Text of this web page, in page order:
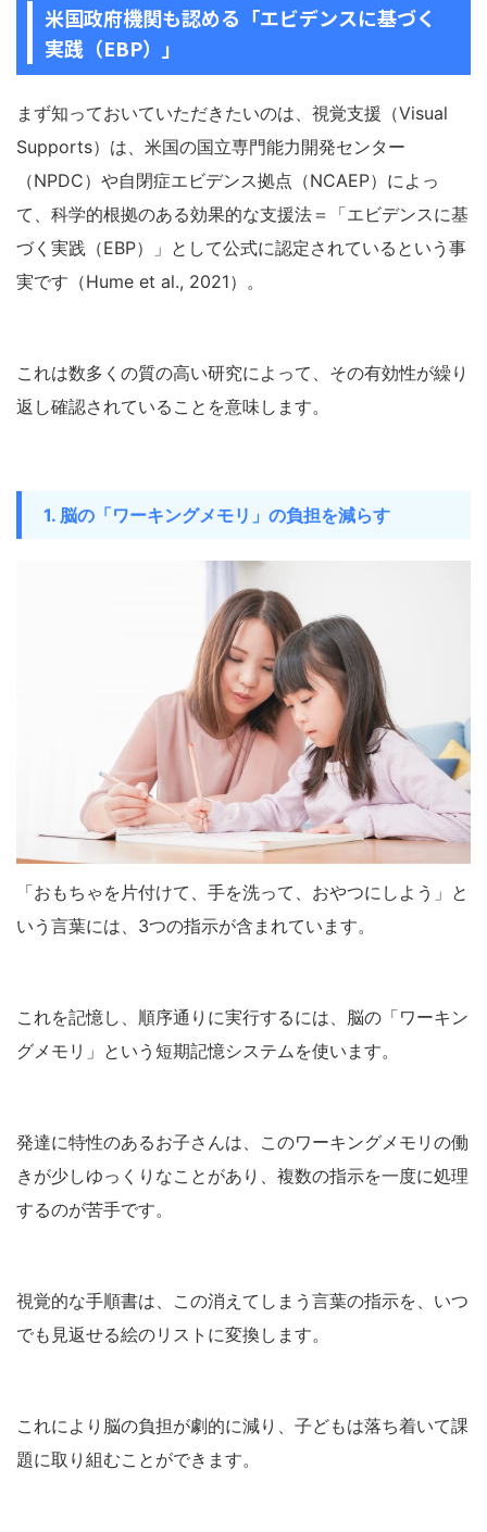
米国政府機関も認める「エビデンスに基づく
実践（EBP）」
まず知っておいていただきたいのは、視覚支援（Visual
Supports）は、米国の国立専門能力開発センター
（NPDC）や自閉症エビデンス拠点（NCAEP）によっ
て、科学的根拠のある効果的な支援法＝「エビデンスに基
づく実践（EBP）」として公式に認定されているという事
実です（Hume et al., 2021）。
これは数多くの質の高い研究によって、その有効性が繰り
返し確認されていることを意味します。
1. 脳の「ワーキングメモリ」の負担を減らす
「おもちゃを片付けて、手を洗って、おやつにしよう」と
いう言葉には、3つの指示が含まれています。
これを記憶し、順序通りに実行するには、脳の「ワーキン
グメモリ」という短期記憶システムを使います。
発達に特性のあるお子さんは、このワーキングメモリの働
きが少しゆっくりなことがあり、複数の指示を一度に処理
するのが苦手です。
視覚的な手順書は、この消えてしまう言葉の指示を、いつ
でも見返せる絵のリストに変換します。
これにより脳の負担が劇的に減り、子どもは落ち着いて課
題に取り組むことができます。